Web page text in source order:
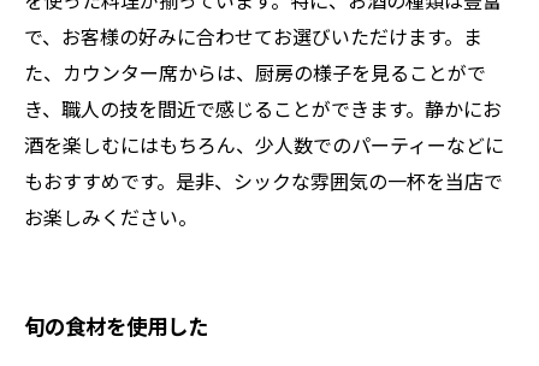
で、お客様の好みに合わせてお選びいただけます。ま
た、カウンター席からは、厨房の様子を見ることがで
き、職人の技を間近で感じることができます。静かにお
酒を楽しむにはもちろん、少人数でのパーティーなどに
もおすすめです。是非、シックな雰囲気の一杯を当店で
お楽しみください。
旬の食材を使用した